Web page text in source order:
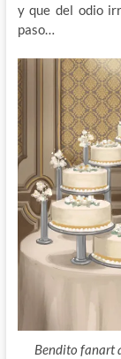
y que del odio
paso…
Bendito fanart